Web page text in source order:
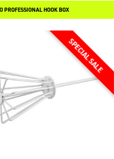
PROFESSIONAL HOOK BOX